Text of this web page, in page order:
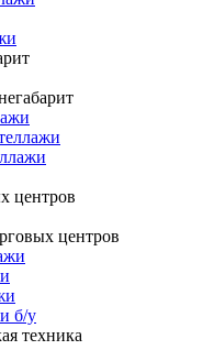
центров
центров
б/у
техника